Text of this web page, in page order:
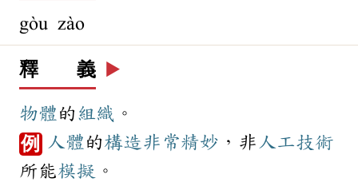
gòu zào
釋 義 ▶️
物體 的 組織 。
例 人體 的構造非常精妙 ，非 人工技術
所能模擬 。